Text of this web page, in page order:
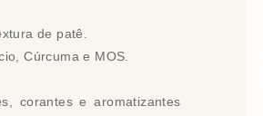
de patê.
Cúrcuma e MOS.
corantes e aromatizantes